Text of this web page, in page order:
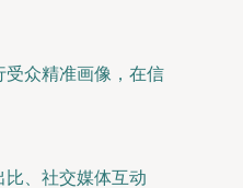
受众精准画像，在信
、社交媒体互动